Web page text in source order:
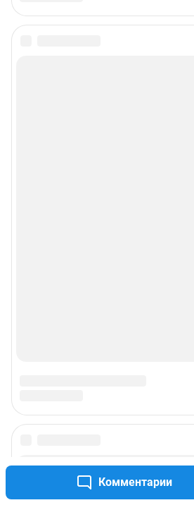
Комментарии